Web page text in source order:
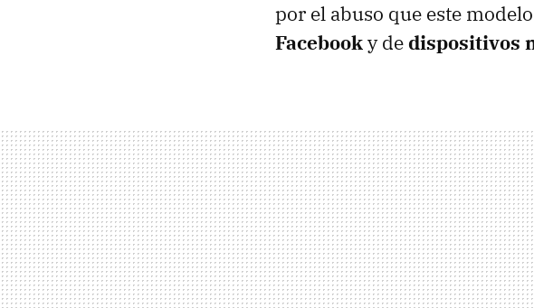
por el abuso que este
Facebooky dedispositivos